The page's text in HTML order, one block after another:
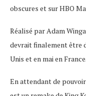
obscures et sur HBO
Réalisé par Adam
devrait finalement être
Unis et en mai en France.
En attendant de